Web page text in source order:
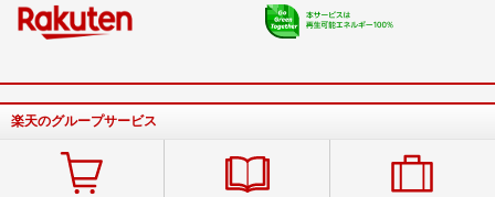
楽天のグループサービス